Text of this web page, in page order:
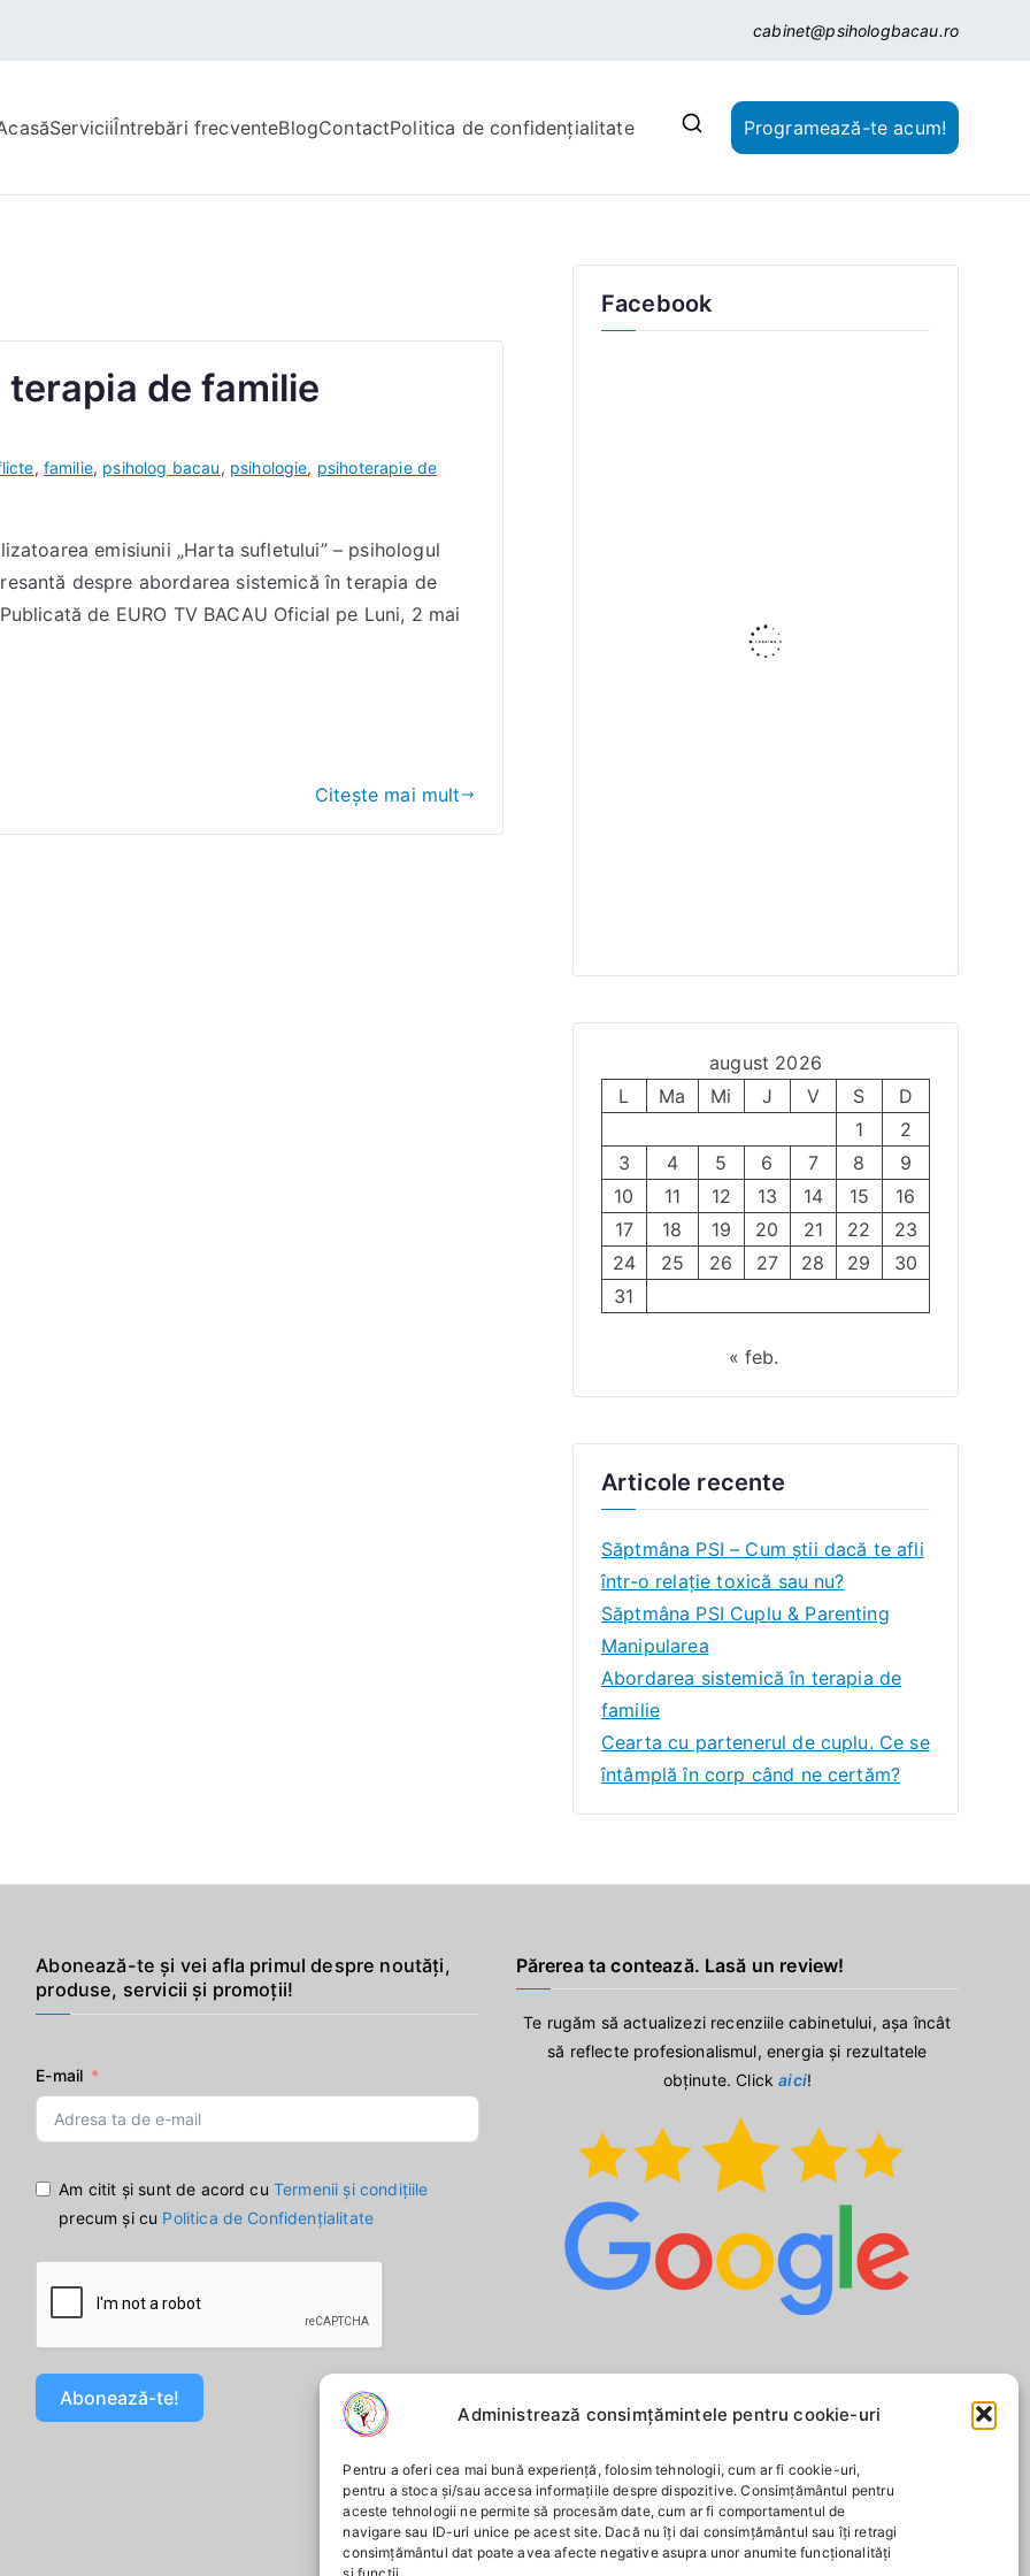
Administrează consimțămintele pentru cookie-uri
Pentru a oferi cea mai bună experiență, folosim tehnologii, cum ar fi cookie-uri,
pentru a stoca și/sau accesa informațiile despre dispozitive. Consimțământul pentru
aceste tehnologii ne permite să procesăm date, cum ar fi comportamentul de
navigare sau ID-uri unice pe acest site. Dacă nu îți dai consimțământul sau îți retragi
consimțământul dat poate avea afecte negative asupra unor anumite funcționalități
cabinet@psihologbacau.ro
ServiciiÎntrebări frecventeBlogContactPolitica de confidențialitate Programează-te acum!
de familie
, familie, psiholog bacau, psihologie, psihoterapie de
emisiunii „Harta sufletului” – psihologul
despre abordarea sistemică în terapia de
de EURO TV BACAU Oficial pe Luni, 2 mai
Citește mai mult
Facebook
august 2026
L
Ma Mi J V S
D
1
2
3
4 5 6 7 8
9
10
11 12 13 14 15
16
17
18 19 20 21 22
23
24
25 26 27 28 29
30
31
« feb.
Articole recente
Săptmâna PSI – Cum știi dacă te afli
într-o relație toxică sau nu?
Săptmâna PSI Cuplu & Parenting
Manipularea
Abordarea sistemică în terapia de
familie
Cearta cu partenerul de cuplu. Ce se
întâmplă în corp când ne certăm?
Abonează-te și vei afla primul despre noutăți,
produse, servicii și promoții!
E-mail
Am citit și sunt de acord cu Termenii și condițiile
precum și cu Politica de Confidențialitate
Abonează-te!
Părerea ta contează. Lasă un review!
Te rugăm să actualizezi recenziile cabinetului, așa încât
să reflecte profesionalismul, energia și rezultatele
obținute. Clickaici!